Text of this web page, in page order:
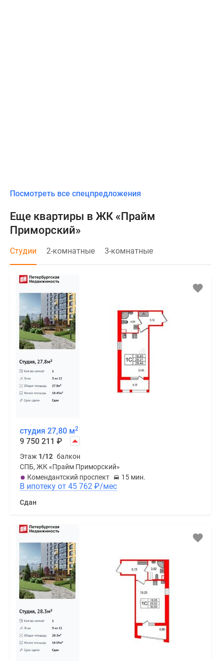
Посмотреть все спецпредложения
Еще квартиры в ЖК «Прайм
Приморский»
Студии 2-комнатные 3-комнатные
студия 27,80 м2
9 750 211 ₽
Этаж 1/12 балкон
СПБ, ЖК «Прайм Приморский»
Комендантский проспект
15 мин.
В ипотеку от 45 762 ₽/мес
Сдан